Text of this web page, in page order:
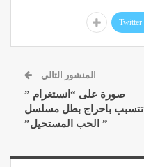
Twitter
المنشور التالي
صورة على “انستغرام ”
تتسبب باحراج بطل مسلسل
” الحب المستحيل”